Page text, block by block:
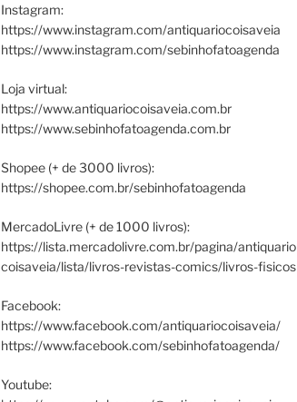
Instagram:
https://www.instagram.com/antiquariocoisaveia
https://www.instagram.com/sebinhofatoagenda
Loja virtual:
https://www.antiquariocoisaveia.com.br
https://www.sebinhofatoagenda.com.br
Shopee (+ de 3000 livros):
https://shopee.com.br/sebinhofatoagenda
MercadoLivre (+ de 1000 livros):
https://lista.mercadolivre.com.br/pagina/antiquario
coisaveia/lista/livros-revistas-comics/livros-fisicos
Facebook:
https://www.facebook.com/antiquariocoisaveia/
https://www.facebook.com/sebinhofatoagenda/
Youtube: